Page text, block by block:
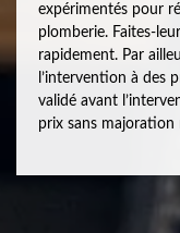
expérimentés pour
plomberie. Faites-
rapidement. Par
l’intervention à des
validé avant
prix sans majoration